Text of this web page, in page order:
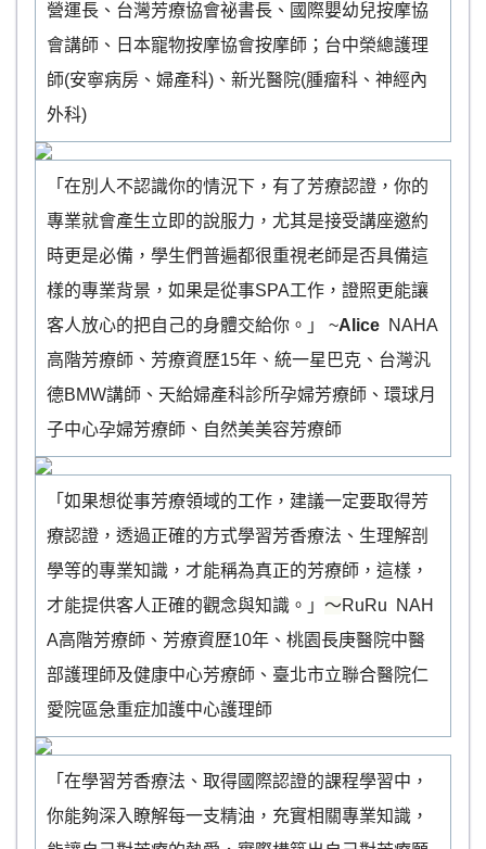
營運長、台灣芳療協會祕書長、國際嬰幼兒按摩協
會講師、日本寵物按摩協會按摩師；台中榮總護理
師(安寧病房、婦產科)、新光醫院(腫瘤科、神經內
外科)
「在別人不認識你的情況下，有了芳療認證，你的
專業就會產生立即的說服力，尤其是接受講座邀約
時更是必備，學生們普遍都很重視老師是否具備這
樣的專業背景，如果是從事SPA工作，證照更能讓
客人放心的把自己的身體交給你。」 ~Alice NAHA
高階芳療師、芳療資歷15年、統一星巴克、台灣汎
德BMW講師、天給婦產科診所孕婦芳療師、環球月
子中心孕婦芳療師、自然美美容芳療師
「如果想從事芳療領域的工作，建議一定要取得芳
療認證，透過正確的方式學習芳香療法、生理解剖
學等的專業知識，才能稱為真正的芳療師，這樣，
才能提供客人正確的觀念與知識。」 ～RuRu NAH
A高階芳療師、芳療資歷10年、桃園長庚醫院中醫
部護理師及健康中心芳療師、臺北市立聯合醫院仁
愛院區急重症加護中心護理師
「在學習芳香療法、取得國際認證的課程學習中，
你能夠深入瞭解每一支精油，充實相關專業知識，